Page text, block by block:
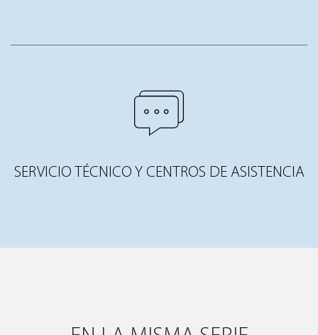
SERVICIO TÉCNICO Y CENTROS DE ASISTENCIA